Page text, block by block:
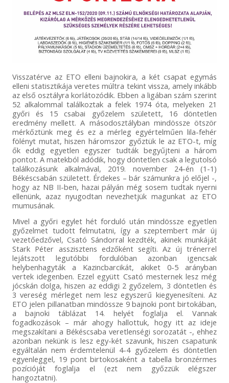
Visszatérve az ETO elleni bajnokira, a két csapat egymás
elleni statisztikája veretes múltra tekint vissza, amely inkább
az első osztályra korlátozódik. Ebben a ligában szám szerint
52 alkalommal találkoztak a felek 1974 óta, melyeken 21
győri és 15 csabai győzelem született, 16 döntetlen
eredmény mellett. A másodosztályban mindössze ötször
mérkőztünk meg és ez a mérleg egyértelműen lila-fehér
fölényt mutat, hiszen háromszor győztük le az ETO-t, míg
ők eddig egyetlen egyszer tudták begyűjteni a három
pontot. A matekból adódik, hogy döntetlen csak a legutolsó
találkozásunk alkalmával, 2019. november 24-én (1-1)
Békéscsabán született. Érdekes – bár számunkra jó előjel -,
hogy az NB II-ben, hazai pályán még sosem tudtak nyerni
ellenünk, azaz nyugodtan nevezhetjük magunkat az ETO
mumusának.
Mivel a győri egylet hét forduló után mindössze egyetlen
győzelmet tudott felmutatni, így a szeptembert már új
vezetőedzővel, Csató Sándorral kezdték, akinek munkáját
Stark Péter asszisztens edzőként segíti. Az új trénerrel
lejátszott legutóbbi fordulóban azonban igencsak
helybenhagyták a Kazincbarcikát, akiket 0-5 arányban
vertek idegenben. Ezzel együtt Csató mesternek lesz még
jócskán dolga, hiszen az eddigi 2 győzelem, 3 döntetlen és
3 vereség mérleget nem lesz egyszerű kiegyenesíteni. Az
ETO jelen pillanatban mindössze 9 bajnoki pont birtokában,
a bajnoki táblázat 14. helyét foglalja el. Vannak
fogadkozások – már ahogy hallottuk, hogy itt az ideje
megszakítani a Békéscsaba veretlenségi sorozatát -, ehhez
azonban nekünk is lesz egy-két szavunk, hiszen csapatunk
egyáltalán nem érdemtelenül 4-4 győzelem és döntetlen
egyenleggel, 19 pont birtokosaként a tabella bronzérmes
pozícióját foglalja el (ezt nem győzzük elégszer
hangoztatni).